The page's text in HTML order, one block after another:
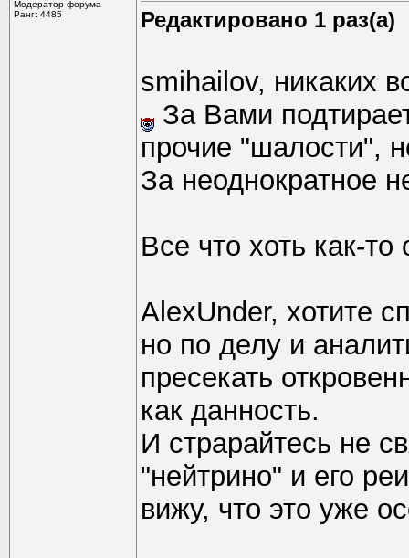
Модератор форума
Ранг: 4485
Редактировано 1 раз(а)
smihailov, никаких
За Вами
прочие "шалости",
За неоднократное
Все что хоть как-
AlexUnder, хотите
но по делу и
пресекать
как данность.
И страрайтесь не
"нейтрино" и его
вижу, что это уже